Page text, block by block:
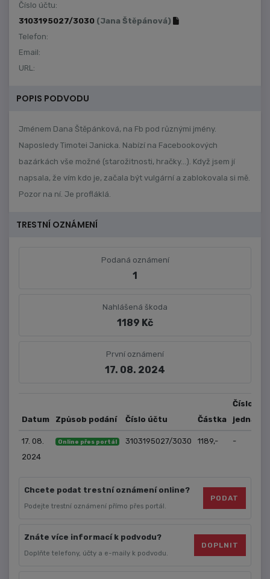
Číslo účtu:
3103195027/3030 (Jana Štěpánová)
Telefon:
Email:
URL:
POPIS PODVODU
Jménem Dana Štěpánková, na Fb pod různými jmény.
Naposledy Timotei Janicka. Nabízí na Facebookových
bazárkách vše možné (starožitnosti, hračky...). Když jsem jí
napsala, že vím kdo je, začala být vulgární a zablokovala si mě.
Pozor na ní. Je profláklá.
TRESTNÍ OZNÁMENÍ
Podaná oznámení
1
Nahlášená škoda
1189 Kč
První oznámení
17. 08. 2024
Datum Způsob podání Číslo účtu Částka
Číslo
jednací
17. 08.
2024
Online přes portál 3103195027/3030 1189,- -
Chcete podat trestní oznámení online?
Podejte trestní oznámení přímo přes portál.
PODAT
Znáte více informací k podvodu?
Doplňte telefony, účty a e-maily k podvodu.
DOPLNIT